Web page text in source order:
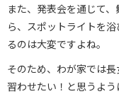
また、発表会を通じて
ら、スポットライトを
るのは大変ですよね。
そのため、わが家では
習わせたい！と思うよう